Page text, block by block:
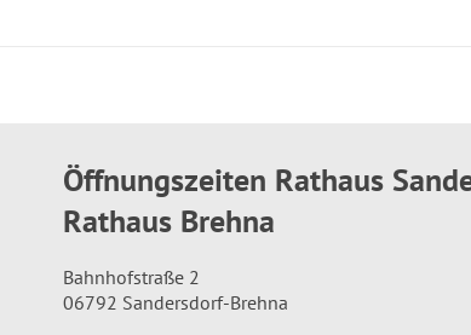
Öffnungszeiten Rathaus
Rathaus Brehna
Bahnhofstraße 2
06792 Sandersdorf-Brehna